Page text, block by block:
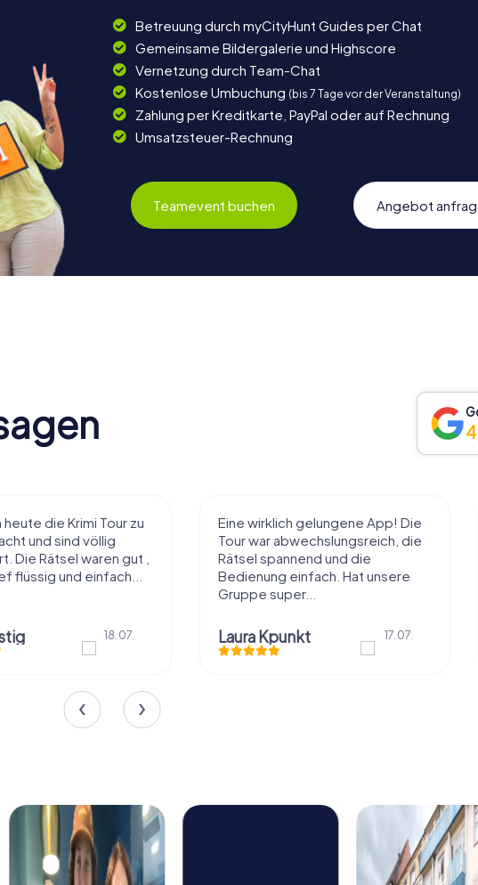
Betreuung durch myCityHunt Guides per Chat
Gemeinsame Bildergalerie und Highscore
Vernetzung durch Team-Chat
Kostenlose Umbuchung (bis 7 Tage vor der Veranstaltung)
Zahlung per Kreditkarte, PayPal oder auf Rechnung
Umsatzsteuer-Rechnung
Teamevent buchen Angebot
heute die Krimi Tour zu
und sind völlig
Die Rätsel waren gut ,
flüssig und einfach...
18.07.
Eine wirklich gelungene App! Die
Tour war abwechslungsreich, die
Rätsel spannend und die
Bedienung einfach. Hat unsere
Gruppe super...
Laura Kpunkt 17.07.